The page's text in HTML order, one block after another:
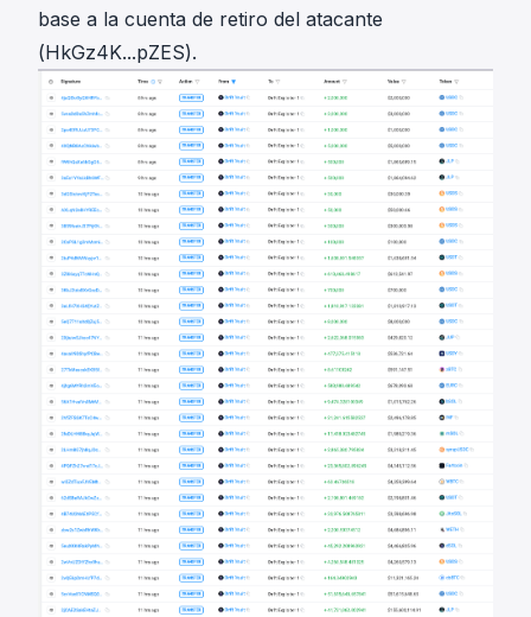
base a la cuenta de retiro del atacante
(HkGz4K...pZES).